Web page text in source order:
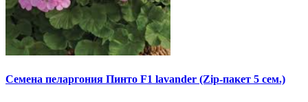
Семена пеларгония Пинто F1 lavander (Zip-пакет 5 сем.)